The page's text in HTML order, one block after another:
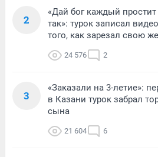
2
«Дай бог каждый
так»: турок записал
того, как зарезал свою
24 576 2
3
«Заказали на 3-летие»:
в Казани турок забрал
сына
21 604 6